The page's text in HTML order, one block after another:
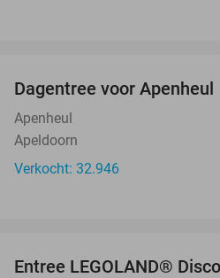
Dagentree voor Apenheul
Apenheul
Apeldoorn
Verkocht: 32.946
Entree LEGOLAND®